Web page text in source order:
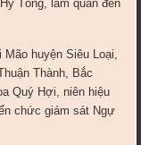
Tông, làm quan đến
huyện Siêu Loại,
Thành, Bắc
Quý Hợi, niên hiệu
chức giám sát Ngự